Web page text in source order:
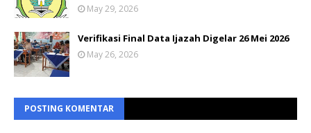
May 29, 2026
Verifikasi Final Data Ijazah Digelar 26 Mei 2026
May 26, 2026
POSTING KOMENTAR